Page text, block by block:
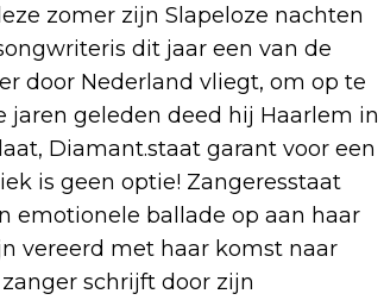
zomer zijn Slapeloze nachten
dit jaar een van de
door Nederland vliegt, om op te
jaren geleden deed hij Haarlem in
Diamant.staat garant voor een
is geen optie! Zangeresstaat
emotionele ballade op aan haar
vereerd met haar komst naar
schrijft door zijn